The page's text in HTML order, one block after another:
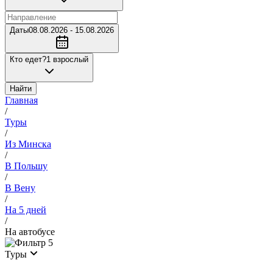
Даты08.08.2026 - 15.08.2026
Кто едет?1 взрослый
Найти
Главная
/
Туры
/
Из Минска
/
В Польшу
/
В Вену
/
На 5 дней
/
На автобусе
5
Туры